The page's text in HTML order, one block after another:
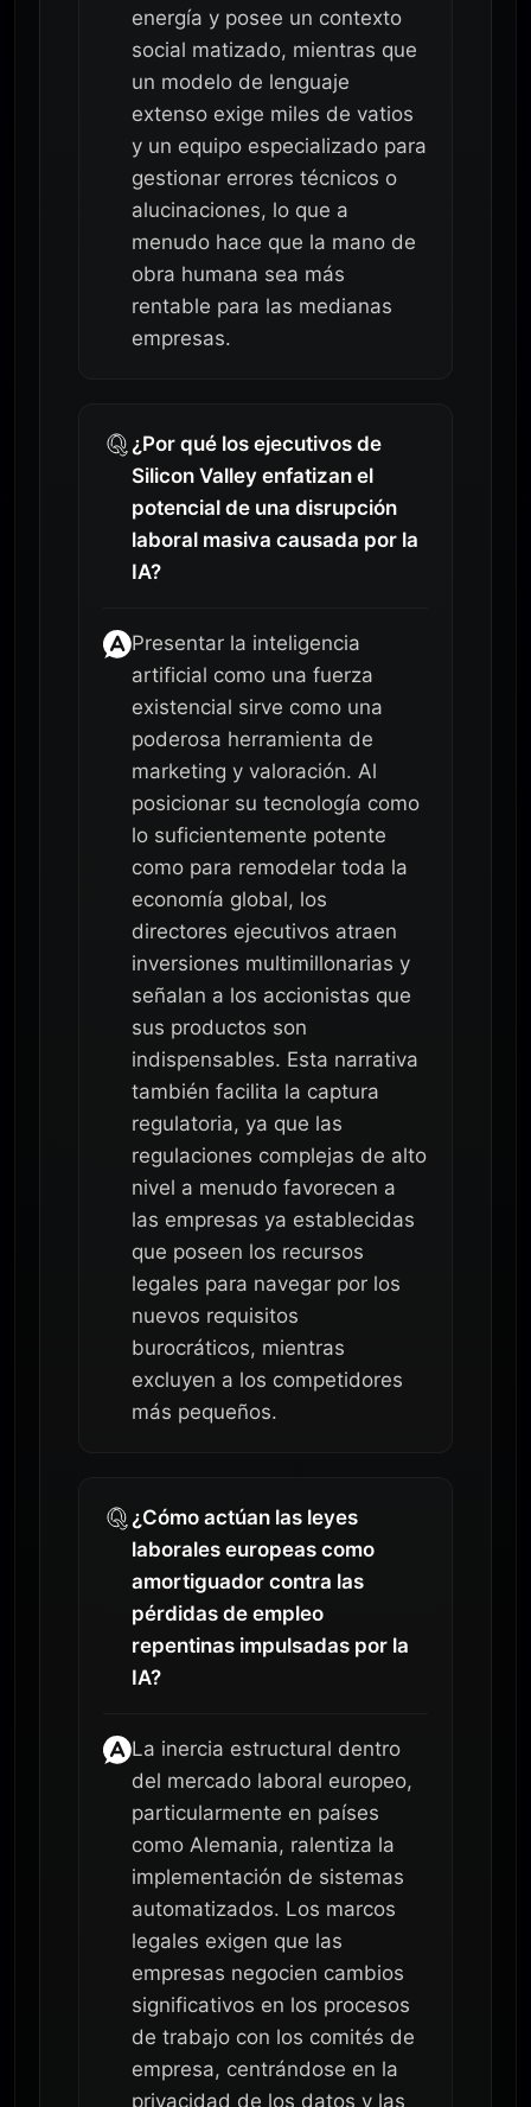
energía y posee un contexto
social matizado, mientras que
un modelo de lenguaje
extenso exige miles de vatios
y un equipo especializado para
gestionar errores técnicos o
alucinaciones, lo que a
menudo hace que la mano de
obra humana sea más
rentable para las medianas
empresas.
¿Por qué los ejecutivos de
Silicon Valley enfatizan el
potencial de una disrupción
laboral masiva causada por la
IA?
Presentar la inteligencia
artificial como una fuerza
existencial sirve como una
poderosa herramienta de
marketing y valoración. Al
posicionar su tecnología como
lo suficientemente potente
como para remodelar toda la
economía global, los
directores ejecutivos atraen
inversiones multimillonarias y
señalan a los accionistas que
sus productos son
indispensables. Esta narrativa
también facilita la captura
regulatoria, ya que las
regulaciones complejas de alto
nivel a menudo favorecen a
las empresas ya establecidas
que poseen los recursos
legales para navegar por los
nuevos requisitos
burocráticos, mientras
excluyen a los competidores
más pequeños.
¿Cómo actúan las leyes
laborales europeas como
amortiguador contra las
pérdidas de empleo
repentinas impulsadas por la
IA?
La inercia estructural dentro
del mercado laboral europeo,
particularmente en países
como Alemania, ralentiza la
implementación de sistemas
automatizados. Los marcos
legales exigen que las
empresas negocien cambios
significativos en los procesos
de trabajo con los comités de
empresa, centrándose en la
privacidad de los datos y las